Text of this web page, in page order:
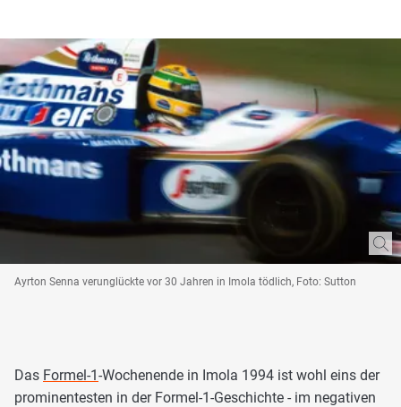
Ayrton Senna verunglückte vor 30 Jahren in Imola tödlich, Foto: Sutton
Das Formel-1-Wochenende in Imola 1994 ist wohl eins der
prominentesten in der Formel-1-Geschichte - im negativen